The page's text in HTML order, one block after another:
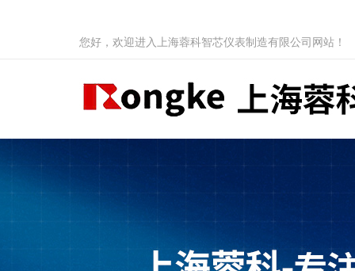
您好，欢迎进入上海蓉科智芯仪表制造有限公司网站！